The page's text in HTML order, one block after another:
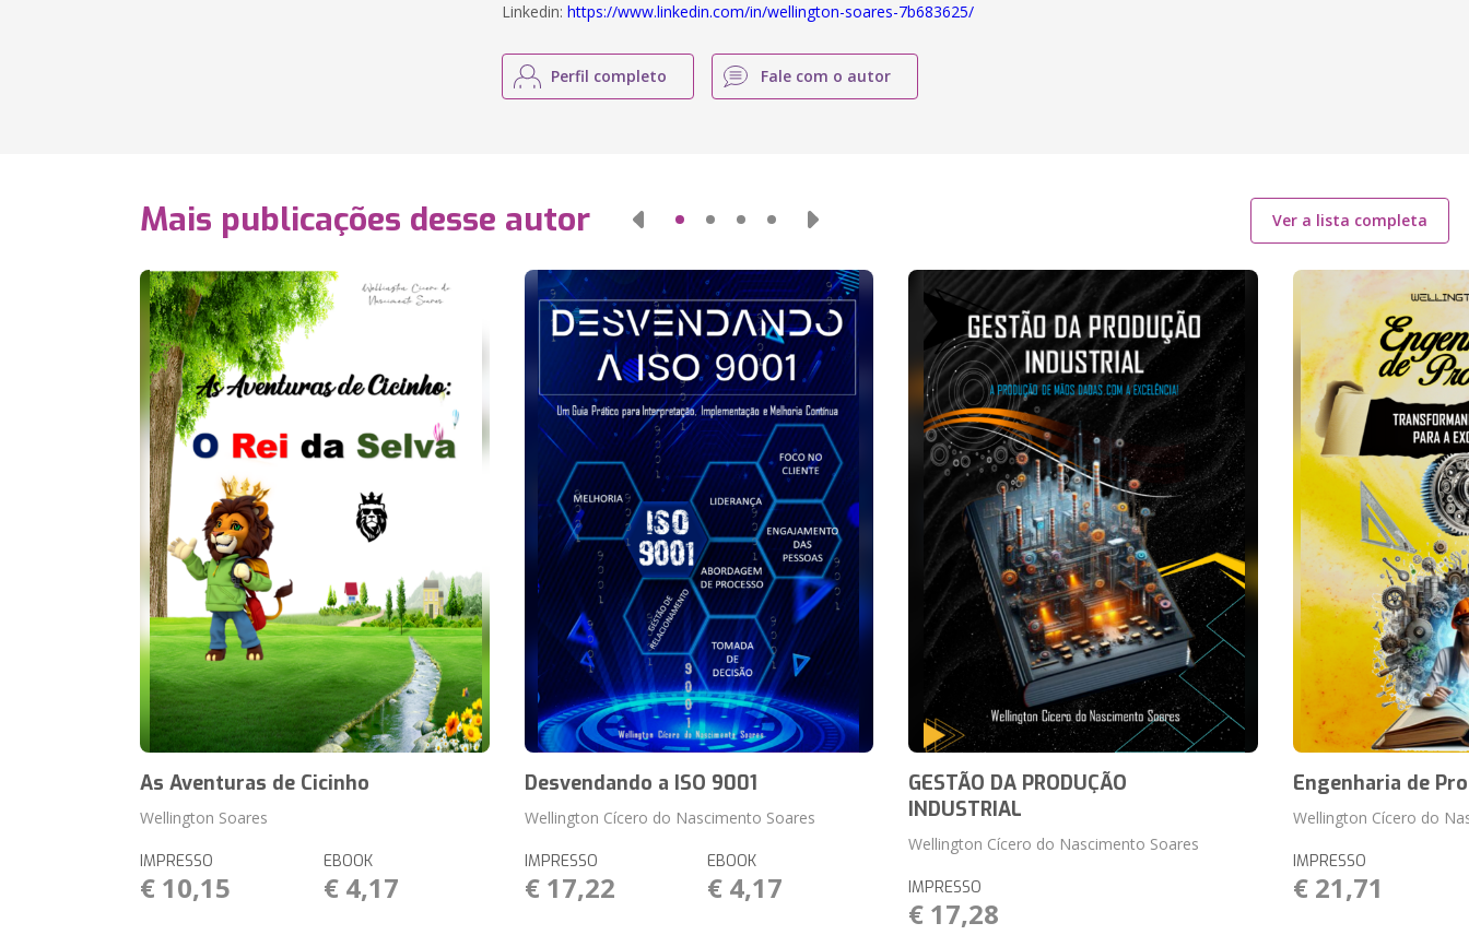
Linkedin:https://www.linkedin.com/in/wellington-soares-7b683625/
Perfil completo Fale com o autor
Mais publicações desse autor Ver a lista completa
As Aventuras de Cicinho
Wellington Soares
IMPRESSO
€ 10,15
EBOOK
€ 4,17
Desvendando a ISO 9001
Wellington Cícero do Nascimento Soares
IMPRESSO
€ 17,22
EBOOK
€ 4,17
GESTÃO DA PRODUÇÃO
INDUSTRIAL
Wellington Cícero do Nascimento Soares
IMPRESSO
€ 17,28
Engenharia de
Wellington Cícero do
IMPRESSO
€ 21,71